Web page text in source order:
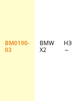
BM0190-
03
BMW
X2
～